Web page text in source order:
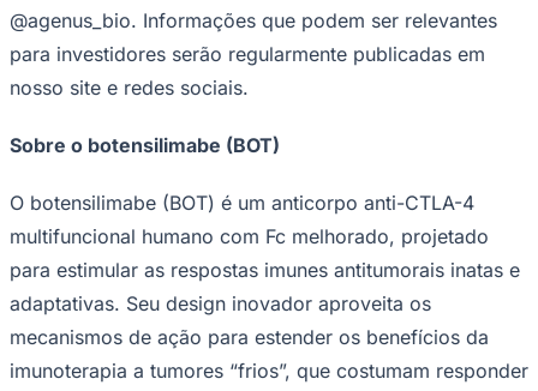
Botafogo
@agenus_bio. Informações que podem ser relevantes
para investidores serão regularmente publicadas em
nosso site e redes sociais.
Sobre o botensilimabe (BOT)
O botensilimabe (BOT) é um anticorpo anti-CTLA-4
multifuncional humano com Fc melhorado, projetado
para estimular as respostas imunes antitumorais inatas e
adaptativas. Seu design inovador aproveita os
mecanismos de ação para estender os benefícios da
imunoterapia a tumores “frios”, que costumam responder